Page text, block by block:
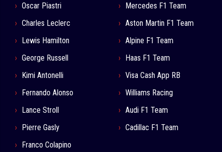
Oscar Piastri
Charles Leclerc
Lewis Hamilton
George Russell
Kimi Antonelli
Fernando Alonso
Lance Stroll
Pierre Gasly
Franco Colapino
Mercedes F1 Team
Aston Martin F1 Team
Alpine F1 Team
Haas F1 Team
Visa Cash App RB
Williams Racing
Audi F1 Team
Cadillac F1 Team